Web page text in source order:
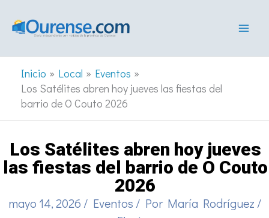
Inicio Local
Eventos
Los Satélites abren hoy jueves las fiestas del
barrio de O Couto 2026
Los Satélites abren hoy jueves
las fiestas del barrio de O Couto
2026
mayo 14, 2026 / Eventos / Por María Rodríguez /